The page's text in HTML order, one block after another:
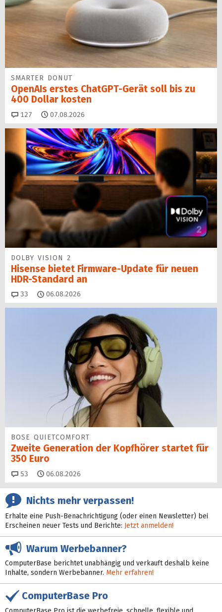
SMARTER DONUT
OpenAIs erstes ChatGPT-Gerät soll bis zu
400 Dollar kosten
127 Kommentare
07.08.2026
DOLBY VISION 2
Hisense bietet Firmware-Update für neuen
HDR-Standard an
33 Kommentare
06.08.2026
BOSE QUIETCOMFORT
Zweite Generation der Kopfhörer startet für
350 Euro
53 Kommentare
06.08.2026
Nichts mehr verpassen!
Erhalte eine Push-Benachrichtigung (oder einen Newsletter) bei
Erscheinen neuer Tests und Berichte: Jetzt anmelden!
Warum Werbebanner?
ComputerBase berichtet unabhängig und verkauft deshalb keine
Inhalte, sondern Werbebanner. Mehr erfahren!
ComputerBase Pro